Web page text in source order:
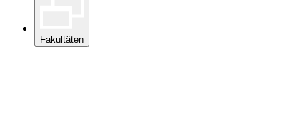
Fakultäten